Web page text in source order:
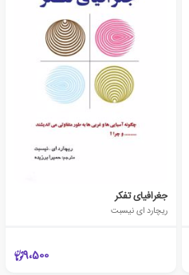
جغرافیای تفکر
ریچارد ای نیسبت
9،500